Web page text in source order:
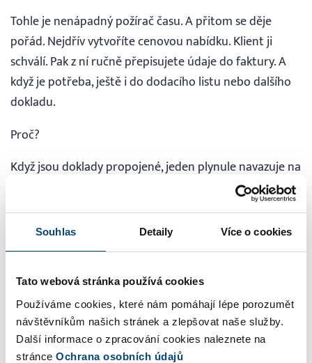
Souhlas Detaily Více o cookies
Tato webová stránka používá cookies
Používáme cookies, které nám pomáhají lépe porozumět
návštěvníkům našich stránek a zlepšovat naše služby.
Další informace o zpracování cookies naleznete na
stránce Ochrana osobních údajů
Tohle je nenápadný požírač času. A přitom se děje
pořád. Nejdřív vytvoříte cenovou nabídku. Klient ji
schválí. Pak z ní ručně přepisujete údaje do faktury. A
když je potřeba, ještě i do dodacího listu nebo dalšího
dokladu.
Proč?
Když jsou doklady propojené, jeden plynule navazuje na
druhý. Vy jen pokračujete dál, místo abyste všechno
přepisovali od začátku. Je to rychlejší, přesnější a
výrazně méně otravné. Představme si malou s.r.o.,
která měsíčně vytvoří 12 cenových nabídek. Z nich se 8
Pokud každé ruční přepisování zabere 5 minut, je to 65
minut měsíčně jen za kopírování vlastní práce. Za rok už
jsme na 13 hodinách. Právě proto jsou propojené
doklady tak užitečné. Snižují počet kliknutí i počet chyb.